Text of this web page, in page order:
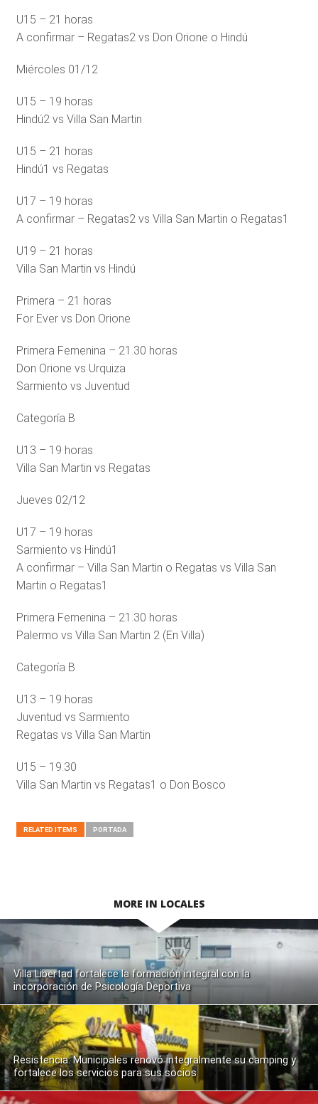
U15 – 21 horas
A confirmar – Regatas2 vs Don Orione o Hindú
Miércoles 01/12
U15 – 19 horas
Hindú2 vs Villa San Martin
U15 – 21 horas
Hindú1 vs Regatas
U17 – 19 horas
A confirmar – Regatas2 vs Villa San Martin o Regatas1
U19 – 21 horas
Villa San Martin vs Hindú
Primera – 21 horas
For Ever vs Don Orione
Primera Femenina – 21.30 horas
Don Orione vs Urquiza
Sarmiento vs Juventud
Categoría B
U13 – 19 horas
Villa San Martin vs Regatas
Jueves 02/12
U17 – 19 horas
Sarmiento vs Hindú1
A confirmar – Villa San Martin o Regatas vs Villa San
Martin o Regatas1
Primera Femenina – 21.30 horas
Palermo vs Villa San Martin 2 (En Villa)
Categoría B
U13 – 19 horas
Juventud vs Sarmiento
Regatas vs Villa San Martin
U15 – 19.30
Villa San Martin vs Regatas1 o Don Bosco
RELATED ITEMS PORTADA
MORE IN LOCALES
Villa Libertad fortalece la formación integral con la
incorporación de Psicología Deportiva
Resistencia: Municipales renovó integralmente su camping y
fortalece los servicios para sus socios